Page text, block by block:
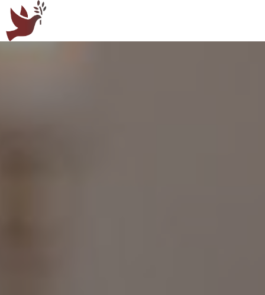
Panneau de gestion des cookies